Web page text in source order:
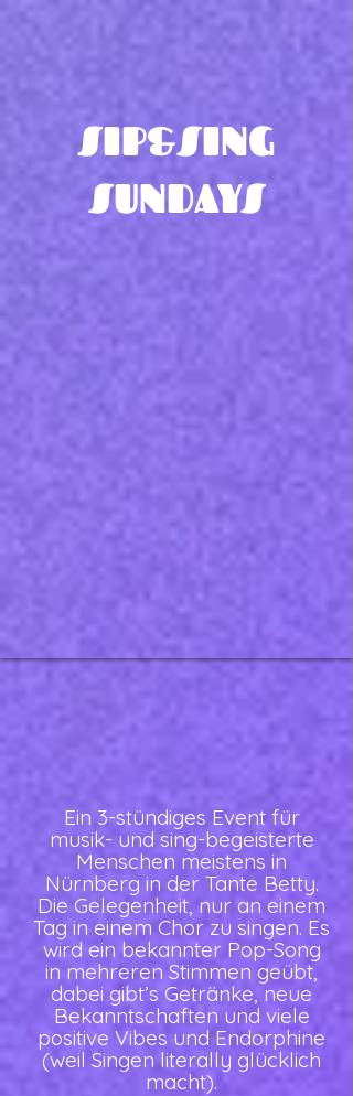
SIP&SING
SUNDAYS
Ein 3-stündiges Event für
musik- und sing-begeisterte
Menschen meistens in
Nürnberg in der Tante Betty.
Die Gelegenheit, nur an einem
Tag in einem Chor zu singen. Es
wird ein bekannter Pop-Song
in mehreren Stimmen geübt,
dabei gibt’s Getränke, neue
Bekanntschaften und viele
positive Vibes und Endorphine
(weil Singen literally glücklich
macht).